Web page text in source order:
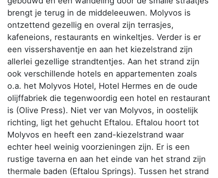
brengt je terug in de middeleeuwen. Molyvos is
ontzettend gezellig en overal zijn terrasjes,
kafeneions, restaurants en winkeltjes. Verder is er
een vissershaventje en aan het kiezelstrand zijn
allerlei gezellige strandtentjes. Aan het strand zijn
ook verschillende hotels en appartementen zoals
o.a. het Molyvos Hotel, Hotel Hermes en de oude
olijffabriek die tegenwoordig een hotel en restaurant
is (Olive Press). Niet ver van Molyvos, in oostelijk
richting, ligt het gehucht Eftalou. Eftalou hoort tot
Molyvos en heeft een zand-kiezelstrand waar
echter heel weinig voorzieningen zijn. Er is een
rustige taverna en aan het einde van het strand zijn
thermale baden (Eftalou Springs). Tussen het strand